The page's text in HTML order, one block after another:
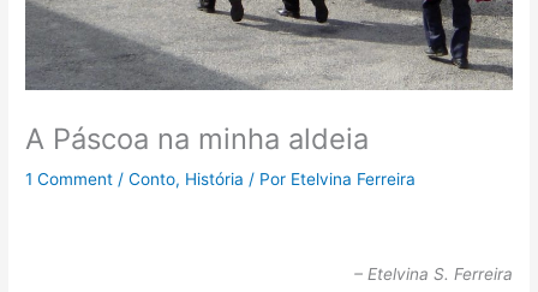
A Páscoa na minha aldeia
1 Comment /Conto, História / Por Etelvina Ferreira
– Etelvina S. Ferreira